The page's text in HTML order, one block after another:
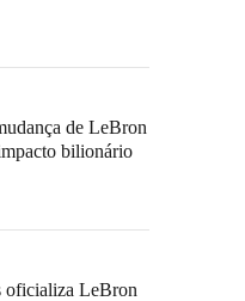
de LeBron
bilionário
oficializa LeBron